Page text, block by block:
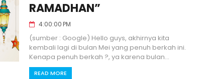
RAMADHAN”
4:00:00 PM
(sumber : Google) Hello guys, akhirnya kita
kembali lagi di bulan Mei yang penuh berkah ini.
Kenapa penuh berkah ?, ya karena bulan...
READ MORE